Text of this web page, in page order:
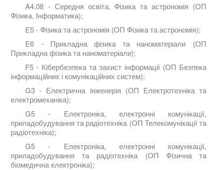
A4.08 - Середня освіта. Фізика та астрономія (ОП
Фізика. Інформатика);
E5 - Фізика та астрономія (ОП Фізика та астрономія);
E6 - Прикладна фізика та наноматеріали (ОП
Прикладна фізика та наноматеріали);
F5 - Кібербезпека та захист інформації (ОП Безпека
інформаційних і комунікаційних систем);
G3 - Електрична інженерія (ОП Електротехніка та
електромеханіка);
G5 - Електроніка, електронні комунікації,
приладобудування та радіотехніка (ОП Телекомунікації та
радіотехніка);
G5 - Електроніка, електронні комунікації,
приладобудування та радіотехніка (ОП Фізична та
біомедична електроніка);